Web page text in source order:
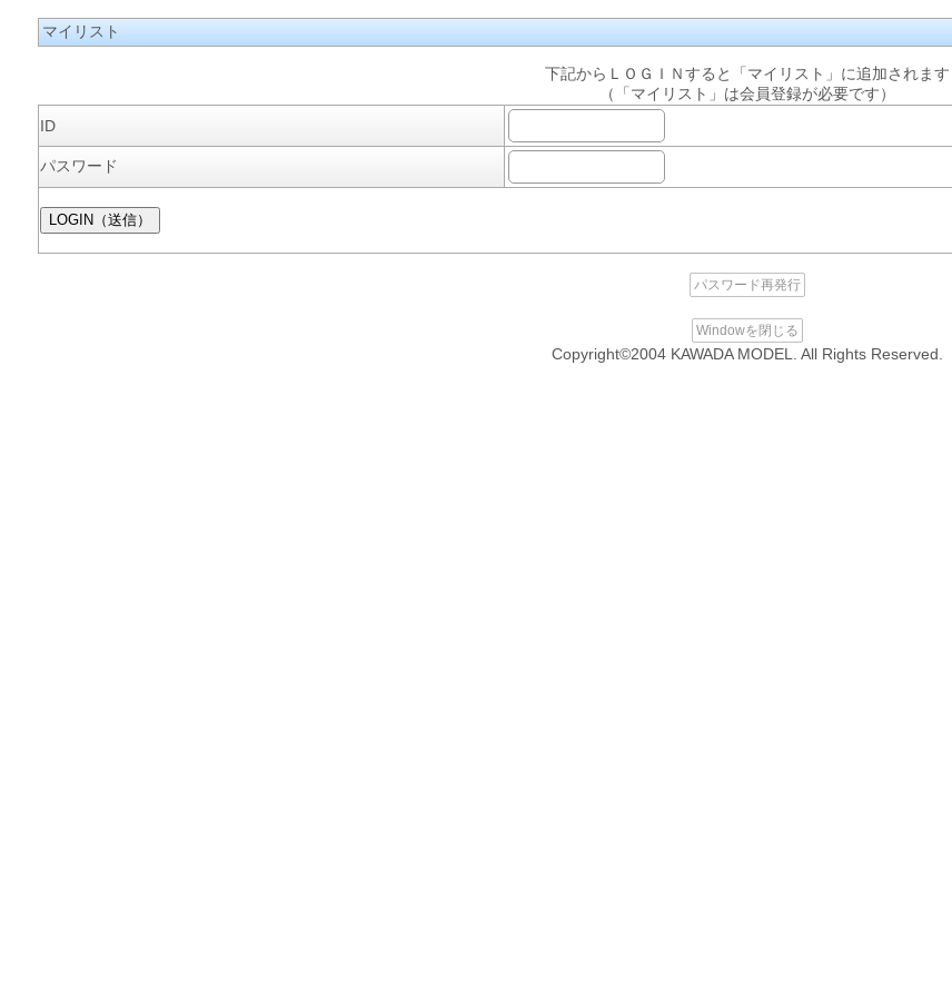
マイリスト
下記からＬＯＧＩＮすると「マイリスト」に追加されます
（「マイリスト」は会員登録が必要です）
ID
パスワード
パスワード再発行
Windowを閉じる
Copyright©2004 KAWADA MODEL. All Rights Reserved.